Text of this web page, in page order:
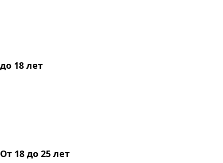
до 18 лет
От 18 до 25 лет